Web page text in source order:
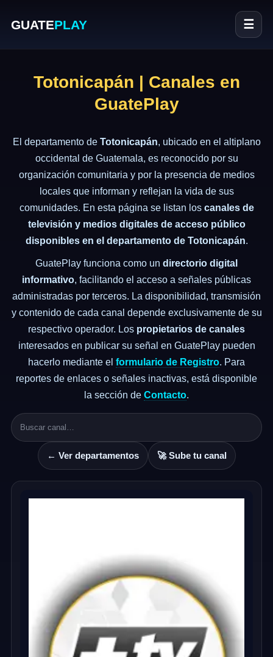
GUATEPLAY ☰
Totonicapán | Canales en
GuatePlay
El departamento de Totonicapán, ubicado en el altiplano
occidental de Guatemala, es reconocido por su
organización comunitaria y por la presencia de medios
locales que informan y reflejan la vida de sus
comunidades. En esta página se listan los canales de
televisión y medios digitales de acceso público
disponibles en el departamento de Totonicapán.
GuatePlay funciona como un directorio digital
informativo, facilitando el acceso a señales públicas
administradas por terceros. La disponibilidad, transmisión
y contenido de cada canal depende exclusivamente de su
respectivo operador. Los propietarios de canales
interesados en publicar su señal en GuatePlay pueden
hacerlo mediante el formulario de Registro. Para
reportes de enlaces o señales inactivas, está disponible
la sección de Contacto.
← Ver departamentos 🚀 Sube tu canal